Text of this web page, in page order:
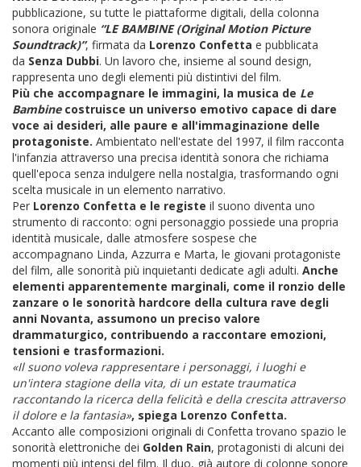
pubblicazione, su tutte le piattaforme digitali, della colonna
sonora originale “LE BAMBINE (Original Motion Picture
Soundtrack)”, firmata da Lorenzo Confetta e pubblicata
da Senza Dubbi. Un lavoro che, insieme al sound design,
rappresenta uno degli elementi più distintivi del film.
Più che accompagnare le immagini, la musica de Le
Bambinecostruisce un universo emotivo capace di dare
voce ai desideri, alle paure e all'immaginazione delle
protagoniste. Ambientato nell'estate del 1997, il film racconta
l'infanzia attraverso una precisa identità sonora che richiama
quell'epoca senza indulgere nella nostalgia, trasformando ogni
scelta musicale in un elemento narrativo.
Per Lorenzo Confetta e le registe il suono diventa uno
strumento di racconto: ogni personaggio possiede una propria
identità musicale, dalle atmosfere sospese che
accompagnano Linda, Azzurra e Marta, le giovani protagoniste
del film, alle sonorità più inquietanti dedicate agli adulti. Anche
elementi apparentemente marginali, come il ronzio delle
zanzare o le sonorità hardcore della cultura rave degli
anni Novanta, assumono un preciso valore
drammaturgico, contribuendo a raccontare emozioni,
tensioni e trasformazioni.
«Il suono voleva rappresentare i personaggi, i luoghi e
un'intera stagione della vita, di un estate traumatica
raccontando la ricerca della felicità e della crescita attraverso
il dolore e la fantasia», spiega Lorenzo Confetta.
Accanto alle composizioni originali di Confetta trovano spazio le
sonorità elettroniche dei Golden Rain, protagonisti di alcuni dei
momenti più intensi del film. Il duo, già autore di colonne sonore